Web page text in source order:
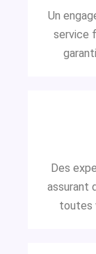
Un
service
Des
assurant
toutes